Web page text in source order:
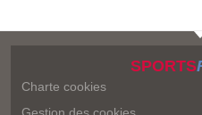
SPORTS
Charte cookies